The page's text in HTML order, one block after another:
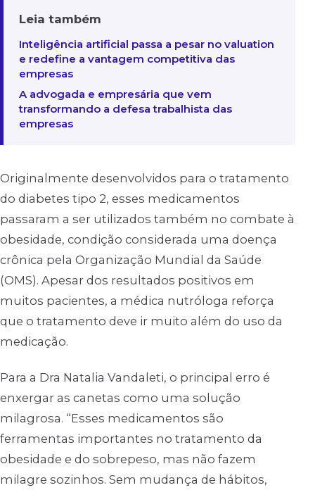
Leia também
Inteligência artificial passa a pesar no valuation
e redefine a vantagem competitiva das
empresas
A advogada e empresária que vem
transformando a defesa trabalhista das
empresas
Originalmente desenvolvidos para o tratamento
do diabetes tipo 2, esses medicamentos
passaram a ser utilizados também no combate à
obesidade, condição considerada uma doença
crônica pela Organização Mundial da Saúde
(OMS). Apesar dos resultados positivos em
muitos pacientes, a médica nutróloga reforça
que o tratamento deve ir muito além do uso da
medicação.
Para a Dra Natalia Vandaleti, o principal erro é
enxergar as canetas como uma solução
milagrosa. “Esses medicamentos são
ferramentas importantes no tratamento da
obesidade e do sobrepeso, mas não fazem
milagre sozinhos. Sem mudança de hábitos,